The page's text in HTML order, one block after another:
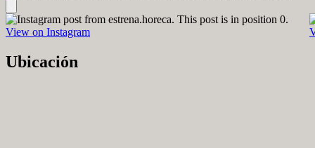
View on Instagram
Ubicación